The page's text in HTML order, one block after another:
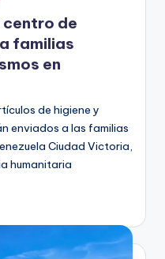
centro de
familias
en
de higiene y
enviados a las familias
Ciudad Victoria,
humanitaria